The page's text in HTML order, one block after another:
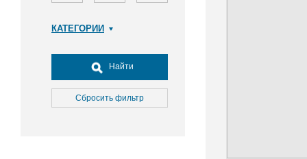
КАТЕГОРИИ
Досуг, туризм и отдых
Культура
Медицина
Найти
Сбросить фильтр